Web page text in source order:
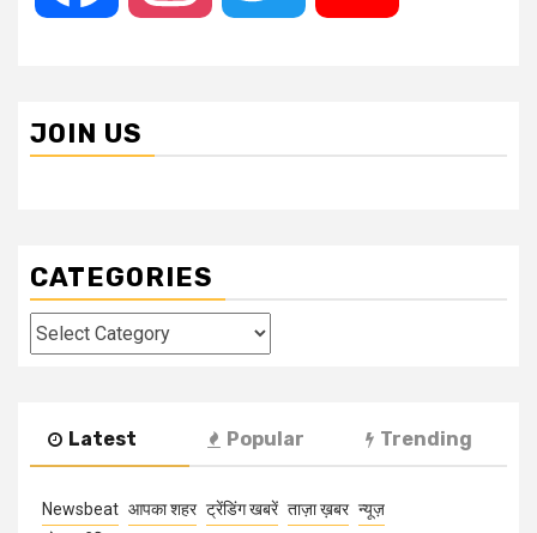
JOIN US
CATEGORIES
Categories
Latest Popular Trending
Newsbeat आपका शहर ट्रेंडिंग खबरें ताज़ा ख़बर न्यूज़